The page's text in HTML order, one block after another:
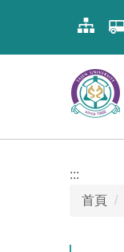
:::
首頁